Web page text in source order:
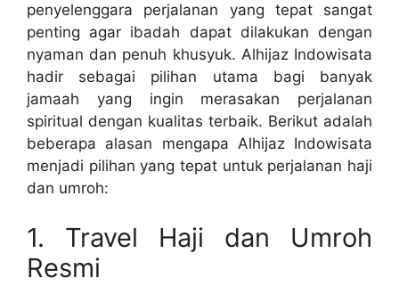
penyelenggara perjalanan yang tepat sangat
penting agar ibadah dapat dilakukan dengan
nyaman dan penuh khusyuk. Alhijaz Indowisata
hadir sebagai pilihan utama bagi banyak
jamaah yang ingin merasakan perjalanan
spiritual dengan kualitas terbaik. Berikut adalah
beberapa alasan mengapa Alhijaz Indowisata
menjadi pilihan yang tepat untuk perjalanan haji
dan umroh:
1. Travel Haji dan Umroh
Resmi